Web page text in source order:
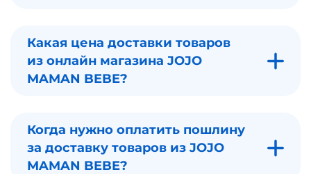
Какая цена доставки товаров
из онлайн магазина JOJO
MAMAN BEBE?
Когда нужно оплатить пошлину
за доставку товаров из JOJO
MAMAN BEBE?